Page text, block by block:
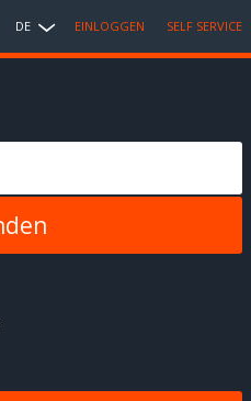
DE EINLOGGEN SELF SERVICE